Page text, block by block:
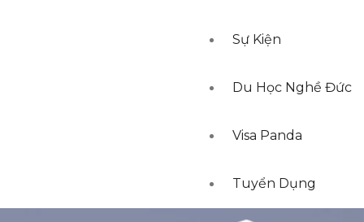
Sự Kiện
Du Học Nghề Đức
Visa Panda
Tuyển Dụng